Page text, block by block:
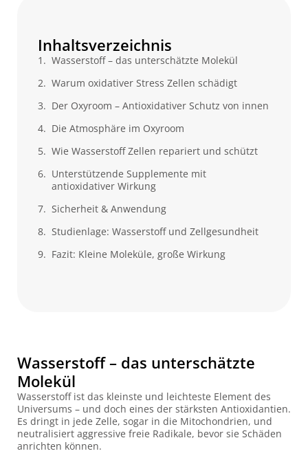
Inhaltsverzeichnis
Wasserstoff – das unterschätzte Molekül
Warum oxidativer Stress Zellen schädigt
Der Oxyroom – Antioxidativer Schutz von innen
Die Atmosphäre im Oxyroom
Wie Wasserstoff Zellen repariert und schützt
Unterstützende Supplemente mit
antioxidativer Wirkung
Sicherheit & Anwendung
Studienlage: Wasserstoff und Zellgesundheit
Fazit: Kleine Moleküle, große Wirkung
Wasserstoff – das unterschätzte
Molekül
Wasserstoff ist das kleinste und leichteste Element des
Universums – und doch eines der stärksten Antioxidantien.
Es dringt in jede Zelle, sogar in die Mitochondrien, und
neutralisiert aggressive freie Radikale, bevor sie Schäden
anrichten können.